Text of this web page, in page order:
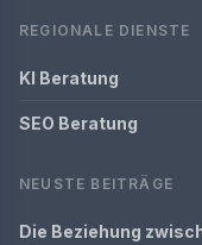
REGIONALE DIENSTE
KI Beratung
SEO Beratung
NEUSTE BEITRÄGE
Die Beziehung